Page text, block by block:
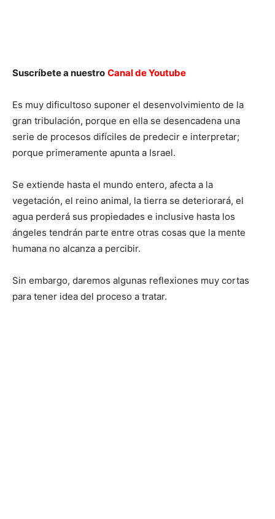
Suscríbete a nuestro Canal de Youtube
Es muy dificultoso suponer el desenvolvimiento de la
gran tribulación, porque en ella se desencadena una
serie de procesos difíciles de predecir e interpretar;
porque primeramente apunta a Israel.
Se extiende hasta el mundo entero, afecta a la
vegetación, el reino animal, la tierra se deteriorará, el
agua perderá sus propiedades e inclusive hasta los
ángeles tendrán parte entre otras cosas que la mente
humana no alcanza a percibir.
Sin embargo, daremos algunas reflexiones muy cortas
para tener idea del proceso a tratar.